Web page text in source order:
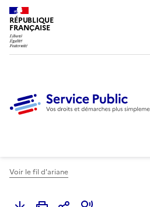
RÉPUBLIQUE
FRANÇAISE
Voir le fil d'ariane